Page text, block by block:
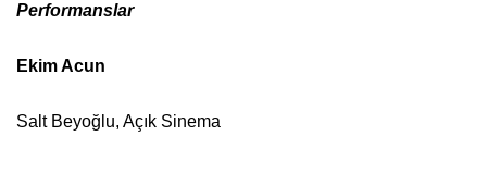
Performanslar
Ekim Acun
Salt Beyoğlu, Açık Sinema